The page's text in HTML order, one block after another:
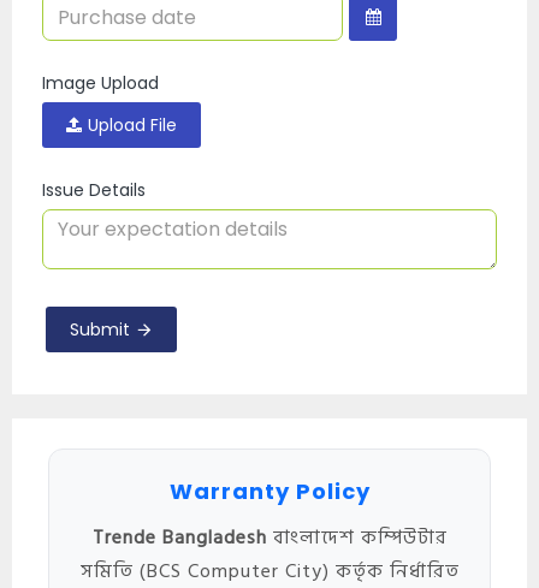
Image Upload
Upload File
Issue Details
Submit
Warranty Policy
Trende Bangladesh বাংলাদেশ কম্পিউটার
সমিতি (BCS Computer City) কর্তৃক নির্ধারিত